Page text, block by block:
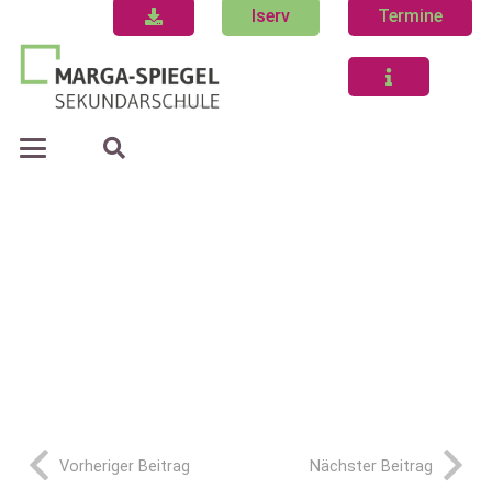
Iserv Termine
Vorheriger Beitrag Nächster Beitrag